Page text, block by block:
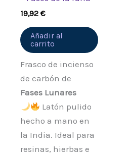
19,92€
Añadir al
carrito
Frasco de incienso
de carbón de
Fases Lunares
Latón pulido
hecho a mano en
la India. Ideal para
resinas, hierbas e